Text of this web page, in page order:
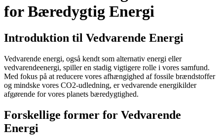
for Bæredygtig Energi
Introduktion til Vedvarende Energi
Vedvarende energi, også kendt som alternativ energi eller
vedvarendeenergi, spiller en stadig vigtigere rolle i vores samfund.
Med fokus på at reducere vores afhængighed af fossile brændstoffer
og mindske vores CO2-udledning, er vedvarende energikilder
afgørende for vores planets bæredygtighed.
Forskellige former for Vedvarende
Energi